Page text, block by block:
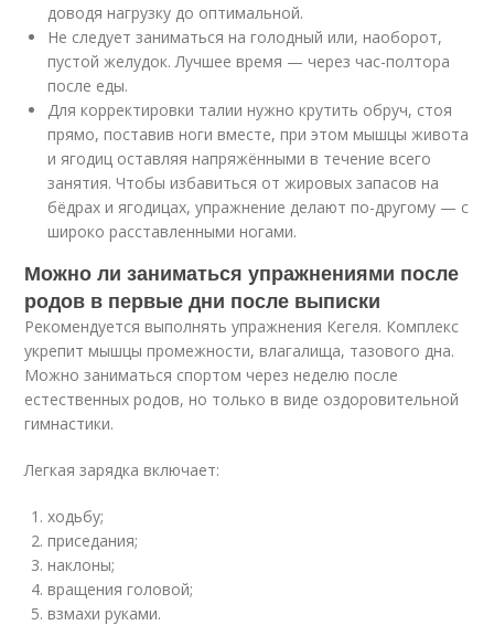
доводя нагрузку до оптимальной.
Не следует заниматься на голодный или, наоборот,
пустой желудок. Лучшее время — через час-полтора
после еды.
Для корректировки талии нужно крутить обруч, стоя
прямо, поставив ноги вместе, при этом мышцы живота
и ягодиц оставляя напряжёнными в течение всего
занятия. Чтобы избавиться от жировых запасов на
бёдрах и ягодицах, упражнение делают по-другому — с
широко расставленными ногами.
Можно ли заниматься упражнениями после
родов в первые дни после выписки
Рекомендуется выполнять упражнения Кегеля. Комплекс
укрепит мышцы промежности, влагалища, тазового дна.
Можно заниматься спортом через неделю после
естественных родов, но только в виде оздоровительной
гимнастики.
Легкая зарядка включает:
ходьбу;
приседания;
наклоны;
вращения головой;
взмахи руками.